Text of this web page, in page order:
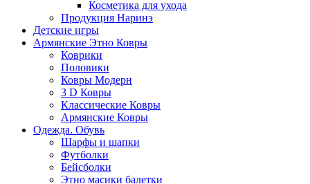
Косметика для ухода
Продукция Наринэ
Детские игры
Армянские Этно Ковры
Коврики
Половики
Ковры Модерн
3 D Ковры
Классические Ковры
Армянские Ковры
Одежда. Обувь
Шарфы и шапки
Футболки
Бейсболки
Этно масики балетки